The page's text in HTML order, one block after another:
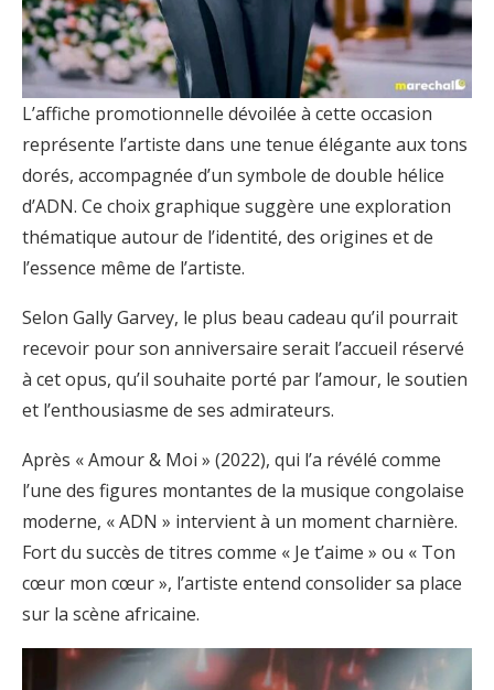
L’affiche promotionnelle dévoilée à cette occasion
représente l’artiste dans une tenue élégante aux tons
dorés, accompagnée d’un symbole de double hélice
d’ADN. Ce choix graphique suggère une exploration
thématique autour de l’identité, des origines et de
l’essence même de l’artiste.
Selon Gally Garvey, le plus beau cadeau qu’il pourrait
recevoir pour son anniversaire serait l’accueil réservé
à cet opus, qu’il souhaite porté par l’amour, le soutien
et l’enthousiasme de ses admirateurs.
Après « Amour & Moi » (2022), qui l’a révélé comme
l’une des figures montantes de la musique congolaise
moderne, « ADN » intervient à un moment charnière.
Fort du succès de titres comme « Je t’aime » ou « Ton
cœur mon cœur », l’artiste entend consolider sa place
sur la scène africaine.